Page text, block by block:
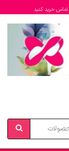
تماس خرید کنید